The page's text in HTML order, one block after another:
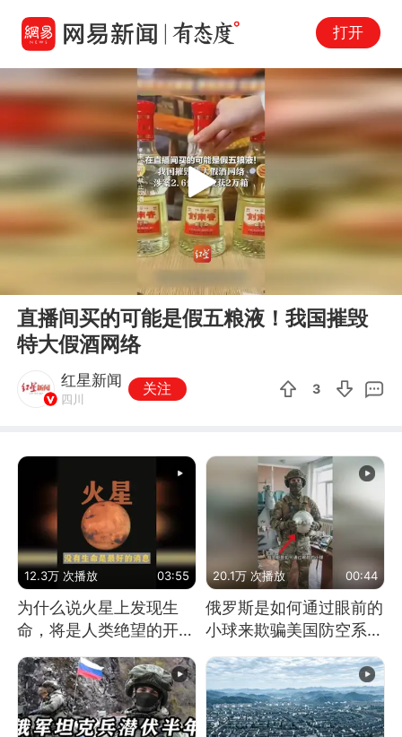
打开
Play
直播间买的可能是假五粮液！我国摧毁
特大假酒网络
红星新闻
四川
关注 3
12.3万 次播放 03:55
为什么说火星上发现生
命，将是人类绝望的开
始？
20.1万 次播放 00:44
俄罗斯是如何通过眼前的
小球来欺骗美国防空系统
的